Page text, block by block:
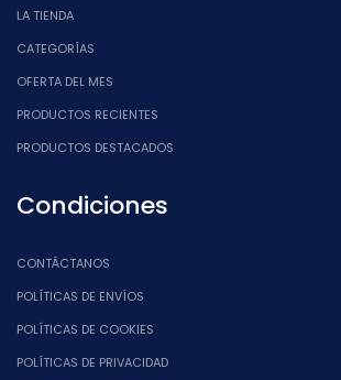
LA TIENDA
CATEGORÍAS
OFERTA DEL MES
PRODUCTOS RECIENTES
PRODUCTOS DESTACADOS
Condiciones
CONTÁCTANOS
POLÍTICAS DE ENVÍOS
POLÍTICAS DE COOKIES
POLÍTICAS DE PRIVACIDAD